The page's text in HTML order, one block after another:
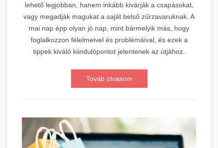
lehető legjobban, hanem inkább kivárják a csapásokat,
vagy megadják magukat a saját belső zűrzavaruknak. A
mai nap épp olyan jó nap, mint bármelyik más, hogy
foglalkozzon félelmeivel és problémáival, és ezek a
tippek kiváló kiindulópontot jelentenek az útjához.
Továb olvasom